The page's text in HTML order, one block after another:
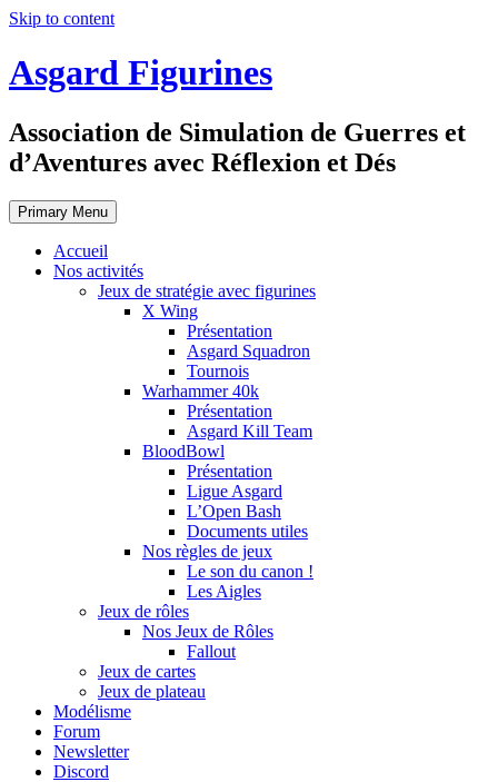
Skip to content
Asgard Figurines
Association de Simulation de Guerres et
d’Aventures avec Réflexion et Dés
Primary Menu
Accueil
Nos activités
Jeux de stratégie avec figurines
X Wing
Présentation
Asgard Squadron
Tournois
Warhammer 40k
Présentation
Asgard Kill Team
BloodBowl
Présentation
Ligue Asgard
L’Open Bash
Documents utiles
Nos règles de jeux
Le son du canon !
Les Aigles
Jeux de rôles
Nos Jeux de Rôles
Fallout
Jeux de cartes
Jeux de plateau
Modélisme
Forum
Newsletter
Discord